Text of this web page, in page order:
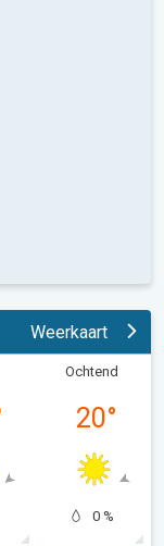
Weerkaart
Ochtend
20°
0 %